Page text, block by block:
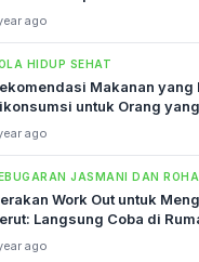
ago
HIDUP SEHAT
Makanan yang
untuk Orang
ago
JASMANI DAN
Work Out untuk
Langsung Coba di
ago